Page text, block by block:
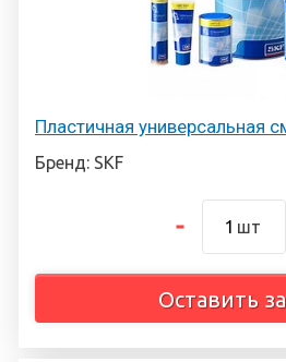
Пластичная универсальная
Бренд: SKF
шт
Оставить